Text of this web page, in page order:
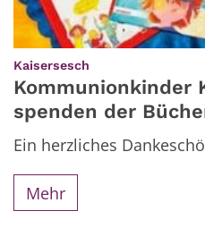
Kaisersesch
Kommunionkinder
spenden der
Ein herzliches
Mehr